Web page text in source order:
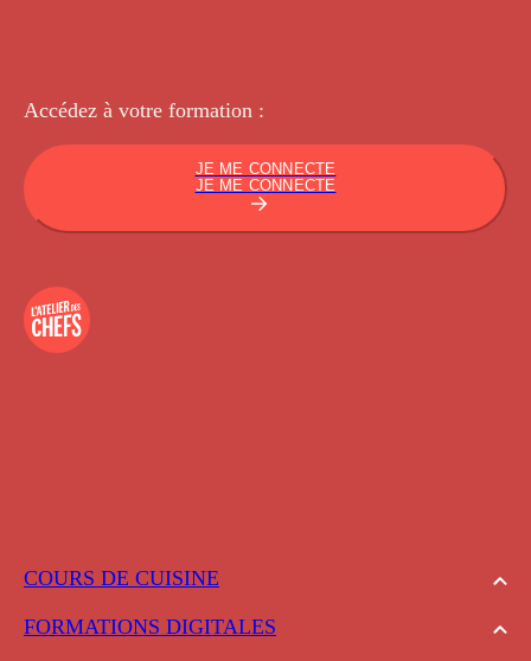
COURS DE CUISINE
FORMATIONS DIGITALES
Accédez à votre formation :
JE ME CONNECTE
JE ME CONNECTE